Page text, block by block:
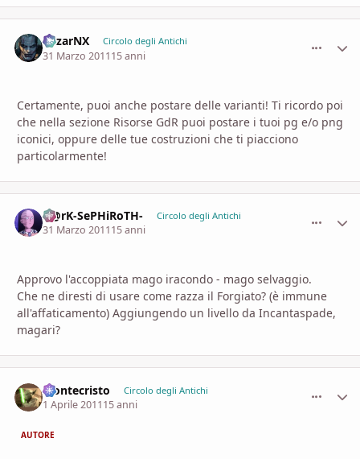
MizarNX Circolo degli Antichi
31 Marzo 201115 anni
Certamente, puoi anche postare delle varianti! Ti ricordo poi
che nella sezione Risorse GdR puoi postare i tuoi pg e/o png
iconici, oppure delle tue costruzioni che ti piacciono
particolarmente!
D@rK-SePHiRoTH- Circolo degli Antichi
31 Marzo 201115 anni
Approvo l'accoppiata mago iracondo - mago selvaggio.
Che ne diresti di usare come razza il Forgiato? (è immune
all'affaticamento) Aggiungendo un livello da Incantaspade,
magari?
Montecristo Circolo degli Antichi
1 Aprile 201115 anni
AUTORE